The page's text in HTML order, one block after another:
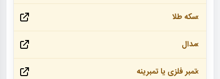
سکه طلا
مدال
تمبر فلزی یا تمبرینه